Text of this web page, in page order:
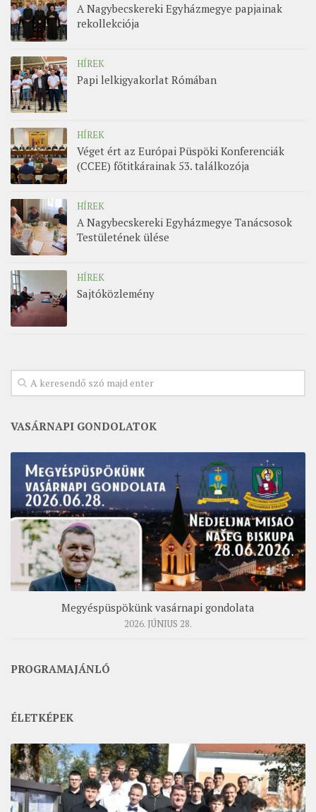
A Nagybecskereki Egyházmegye papjainak
rekollekciója
HÍREK
Papi lelkigyakorlat Rómában
HÍREK
Véget ért az Európai Püspöki Konferenciák
(CCEE) főtitkárainak 53. találkozója
HÍREK
A Nagybecskereki Egyházmegye Tanácsosok
Testületének ülése
HÍREK
Sajtóközlemény
VASÁRNAPI GONDOLATOK
Megyéspüspökünk vasárnapi gondolata
2026. JÚNIUS 28.
PROGRAMAJÁNLÓ
ÉLETKÉPEK